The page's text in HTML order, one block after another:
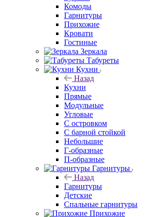
Комоды
Гарнитуры
Прихожие
Кровати
Гостиные
Зеркала
Табуреты
Кухни
Назад
Кухни
Прямые
Модульные
Угловые
С островком
С барной стойкой
Небольшие
Г-образные
П-образные
Гарнитуры
Назад
Гарнитуры
Детские
Спальные гарнитуры
Прихожие